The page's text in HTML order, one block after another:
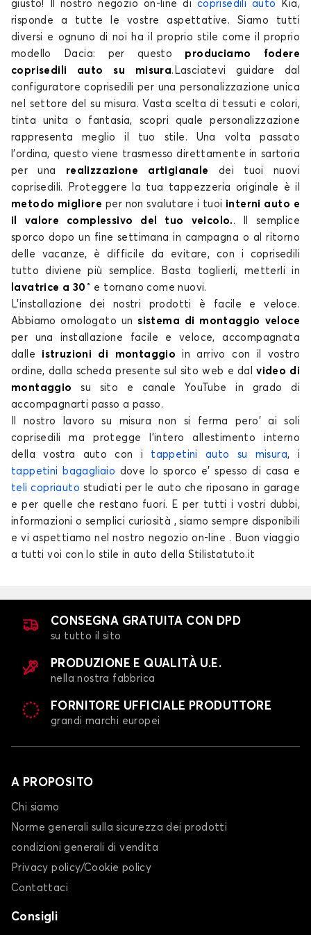
Coprisedili per KIA CEE'D
Coprisedili per KIA NIRO
Coprisedili per KIA PICANTO
RIO
Coprisedili per KIA SPORTAGE
STONIC
giusto! Il nostro negozio on-line di coprisedili auto
Kia,
risponde a tutte le vostre aspettative. Siamo tutti
diversi e ognuno di noi ha il proprio stile come il proprio
modello Dacia: per questo produciamo fodere
coprisedili auto su misura.Lasciatevi guidare dal
configuratore coprisedili per una personalizzazione unica
nel settore del su misura. Vasta scelta di tessuti e colori,
tinta unita o fantasia, scopri quale personalizzazione
rappresenta meglio il tuo stile. Una volta passato
l’ordina, questo viene trasmesso direttamente in sartoria
per una realizzazione artigianale
dei tuoi nuovi
coprisedili. Proteggere la tua tappezzeria originale è il
metodo migliore per non svalutare i tuoi interni auto e
il valore complessivo del tuo veicolo. . Il semplice
sporco dopo un fine settimana in campagna o al ritorno
delle vacanze, è difficile da evitare, con i coprisedili
tutto diviene più semplice. Basta toglierli, metterli in
lavatrice a 30˚ e tornano come nuovi.
L’installazione dei nostri prodotti è facile e veloce.
Abbiamo omologato unsistema di montaggio veloce
per una installazione facile e veloce, accompagnata
dalle istruzioni di montaggioin arrivo con il vostro
ordine, dalla scheda presente sul sito web e dalvideo di
montaggio
su sito e canale YouTube in grado di
accompagnarti passo a passo.
Il nostro lavoro su misura non si ferma pero' ai soli
coprisedili ma protegge l'intero allestimento interno
della vostra auto con i tappetini auto su misura, i
tappetini bagagliaio dove lo sporco e' spesso di casa e
teli copriauto studiati per le auto che riposano in garage
e per quelle che restano fuori. E per tutti i vostri dubbi,
informazioni o semplici curiosità , siamo sempre disponibili
e vi aspettiamo nel nostro negozio on-line . Buon viaggio
a tutti voi con lo stile in auto della Stilistatuto.it
CONSEGNA GRATUITA CON DPD
su tutto il sito
PRODUZIONE E QUALITÀ U.E.
nella nostra fabbrica
FORNITORE UFFICIALE PRODUTTORE
grandi marchi europei
A PROPOSITO
Chi siamo
Norme generali sulla sicurezza dei prodotti
condizioni generali di vendita
Privacy policy/Cookie policy
Contattaci
Consigli